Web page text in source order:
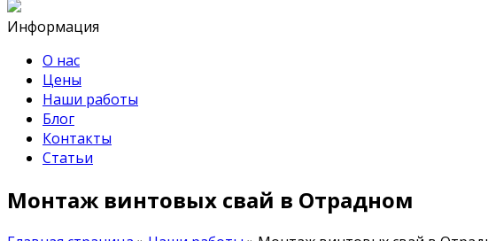
Информация
О нас
Цены
Наши работы
Блог
Контакты
Статьи
Монтаж винтовых свай в Отрадном